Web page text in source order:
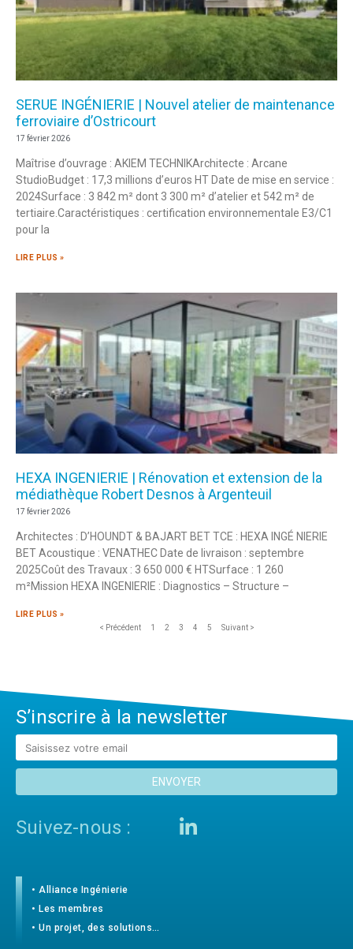
SERUE INGÉNIERIE | Nouvel atelier de maintenance
ferroviaire d’Ostricourt
17 février 2026
Maîtrise d’ouvrage : AKIEM TECHNIKArchitecte : Arcane
StudioBudget : 17,3 millions d’euros HT Date de mise en service :
2024Surface : 3 842 m² dont 3 300 m² d’atelier et 542 m² de
tertiaire.Caractéristiques : certification environnementale E3/C1
pour la
LIRE PLUS »
HEXA INGENIERIE | Rénovation et extension de la
médiathèque Robert Desnos à Argenteuil
17 février 2026
Architectes : D’HOUNDT & BAJART BET TCE : HEXA INGÉ NIERIE
BET Acoustique : VENATHEC Date de livraison : septembre
2025Coût des Travaux : 3 650 000 € HTSurface : 1 260
m²Mission HEXA INGENIERIE : Diagnostics – Structure –
LIRE PLUS »
< Précédent
1 2 3 4 5 Suivant >
S’inscrire à la newsletter
ENVOYER
Suivez-nous :
• Alliance Ingénierie
• Les membres
• Un projet, des solutions…